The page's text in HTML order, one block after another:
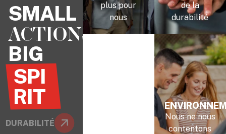
SMALL
ACTIONS
BIG
SPI
RIT
DURABILITÉ
plus pour
nous
de la
durabilité
Nous ne nous
contentons